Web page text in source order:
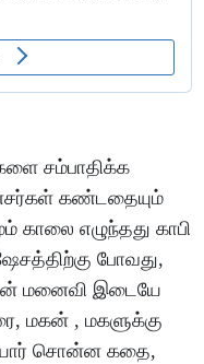
சம்பாதிக்க
கண்டதையும்
காலை எழுந்தது காபி
போவது,
மனைவி இடையே
மகன் , மகளுக்கு
சொன்ன கதை,